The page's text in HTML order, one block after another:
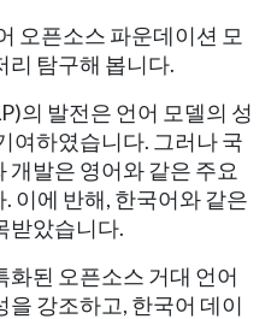
오픈소스 파운데이션 모
리 탐구해 봅니다.
의 발전은 언어 모델의 성
여하였습니다. 그러나 국
발은 영어와 같은 주요
이에 반해, 한국어와 같은
받았습니다.
화된 오픈소스 거대 언어
을 강조하고, 한국어 데이